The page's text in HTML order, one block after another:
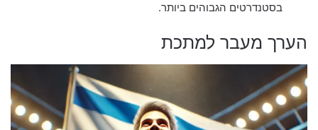
בסטנדרטים הגבוהים ביותר.
הערך מעבר למתכת